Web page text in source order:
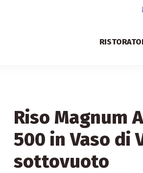
Riso Magnum
500 in Vaso di
sottovuoto